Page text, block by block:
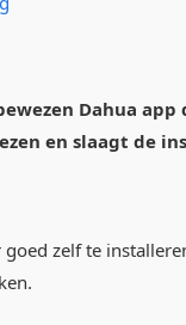
Dahua
en slaagt de
goed zelf te